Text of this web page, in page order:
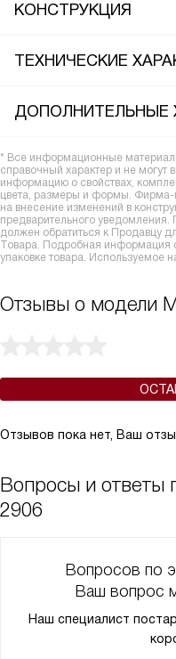
КОНСТРУКЦИЯ
ТЕХНИЧЕСКИЕ
ДОПОЛНИТЕЛЬНЫЕ
* Все информационные
справочный характер и не могут
информацию о свойствах,
цвета, размеры и формы. Фирма-
на внесение изменений в
предварительного
должен обратиться к Продавцу
Товара. Подробная информация
упаковке товара. Используемое
Отзывы о модели
Отзывов пока нет, Ваш
Вопросы и ответы
2906
Вопросов по
Ваш вопрос
Наш специалист